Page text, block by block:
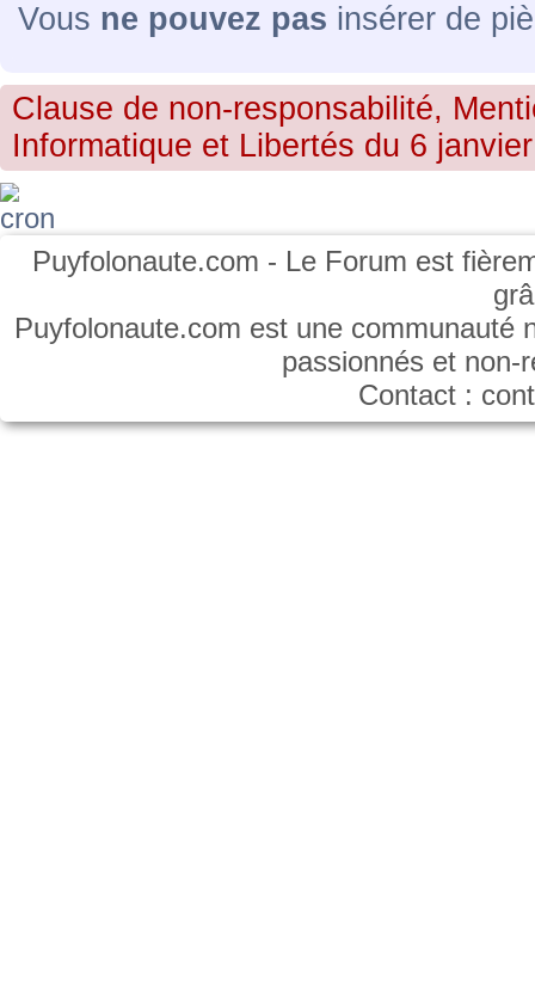
Vous ne pouvez pas insérer de
Clause de non-responsabilité,
Informatique et Libertés du 6
Puyfolonaute.com - Le Forum est
Puyfolonaute.com est une communauté
passionnés et
Contact :